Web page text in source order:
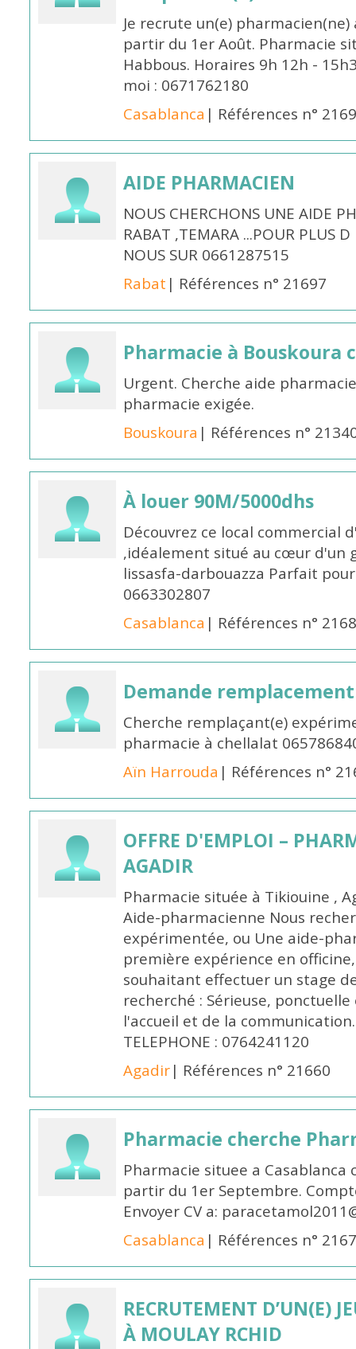
Je recrute un(e)
partir du 1er Août. Pharmacie
Habbous. Horaires 9h 12h -
moi : 0671762180
Casablanca | Références n°
AIDE PHARMACIEN
NOUS CHERCHONS UNE AIDE
RABAT ,TEMARA ...POUR PLUS
NOUS SUR 0661287515
Rabat | Références n° 21697
Pharmacie à Bouskoura
Urgent. Cherche aide
pharmacie exigée.
Bouskoura | Références n°
À louer 90M/5000dhs
Découvrez ce local commercial
,idéalement situé au cœur d'un
lissasfa-darbouazza Parfait
0663302807
Casablanca | Références n°
Demande remplacement
Cherche remplaçant(e)
pharmacie à chellalat
Aïn Harrouda | Références n°
OFFRE D'EMPLOI –
AGADIR
Pharmacie située à Tikiouine ,
Aide-pharmacienne Nous
expérimentée, ou Une aide-
première expérience en
souhaitant effectuer un stage
recherché : Sérieuse,
l'accueil et de la
TELEPHONE : 0764241120
Agadir| Références n° 21660
Pharmacie cherche
Pharmacie situee a
partir du 1er Septembre.
Envoyer CV a:
Casablanca | Références n°
RECRUTEMENT D’UN(E)
À MOULAY RCHID